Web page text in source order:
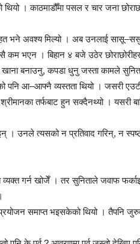
। काठमाडौँमा पसल र चार जना
भने अवश्य मिल्यो । अब उनलाई
भएन । बिहान ४ बजे उठेर
बनाउनु, कपडा धुनु जस्ता कामले
आ–आफ्नै व्यस्तता थियो । जसरी एउटी
श्रीमानका तर्फबाट हुन सक्दैनथ्यो । यसरी
। उनले त्यसको न प्रतिवाद गरिन्, न
गर्न खोजेँ । तर सुनिताले जवाफ
प्रयोजन समाप्त भइसकेको थियो ।